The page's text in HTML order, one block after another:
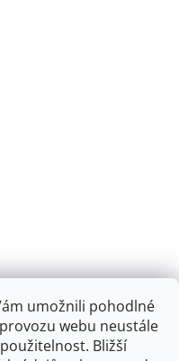
umožnili pohodlné
webu neustále
Bližší